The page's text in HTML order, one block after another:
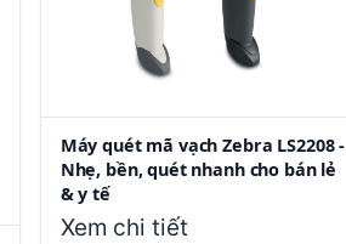
Máy quét mã vạch Zebra LS2208 -
Nhẹ, bền, quét nhanh cho bán lẻ
& y tế
Xem chi tiết